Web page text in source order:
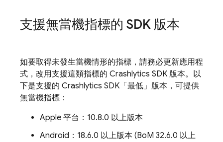
支援無當機指標的 SDK 版本
如要取得未發生當機情形的指標，請務必更新應用程
式，改用支援這類指標的 Crashlytics SDK 版本。以
下是支援的 Crashlytics SDK「最低」 版本，可提供
無當機指標：
Apple 平台：10.8.0 以上版本
Android：18.6.0 以上版本 (BoM 32.6.0 以上